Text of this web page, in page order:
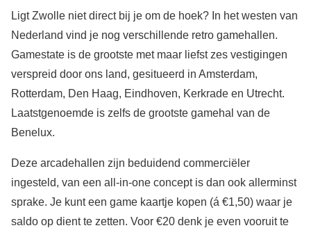
Ligt Zwolle niet direct bij je om de hoek? In het westen van
Nederland vind je nog verschillende retro gamehallen.
Gamestate is de grootste met maar liefst zes vestigingen
verspreid door ons land, gesitueerd in Amsterdam,
Rotterdam, Den Haag, Eindhoven, Kerkrade en Utrecht.
Laatstgenoemde is zelfs de grootste gamehal van de
Benelux.
Deze arcadehallen zijn beduidend commerciëler
ingesteld, van een all-in-one concept is dan ook allerminst
sprake. Je kunt een game kaartje kopen (á €1,50) waar je
saldo op dient te zetten. Voor €20 denk je even vooruit te